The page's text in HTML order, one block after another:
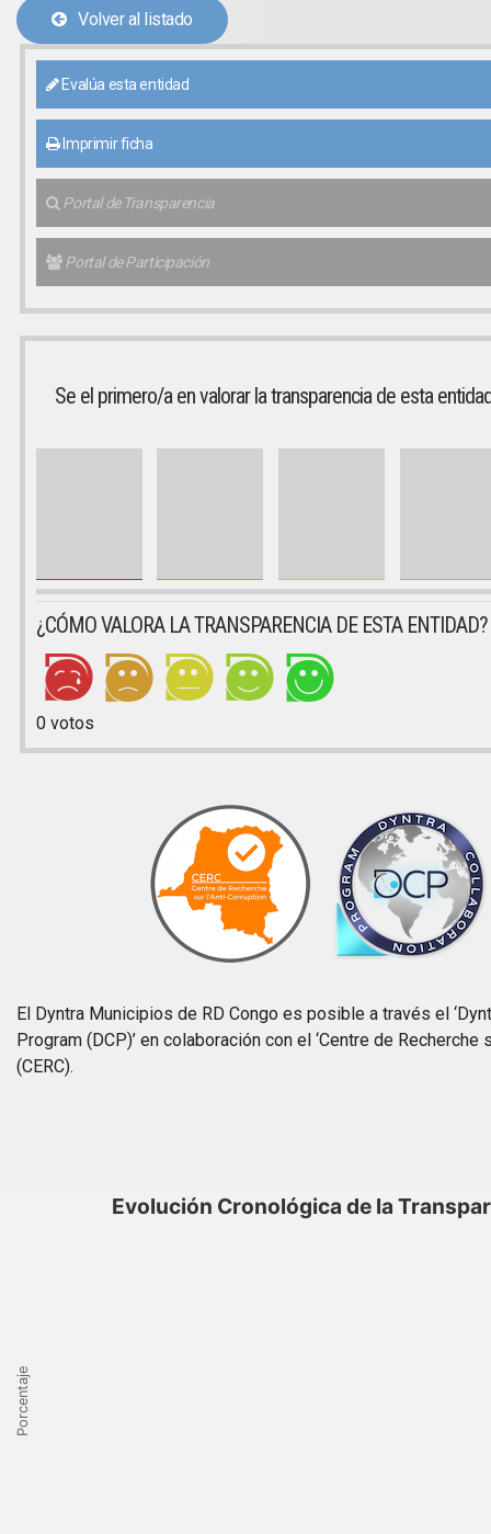
Volver al listado
Evalúa esta entidad
Imprimir ficha
Portal de Transparencia
Portal de Participación
Se el primero/a en valorar la transparencia de esta
¿CÓMO VALORA LA TRANSPARENCIA DE ESTA ENTIDAD?
0votos
El Dyntra Municipios de RD Congo es posible a través el
Program (DCP)’ en colaboración con el ‘Centre de Recherche
(CERC).
Porcentaje
Evolución Cronológica de la